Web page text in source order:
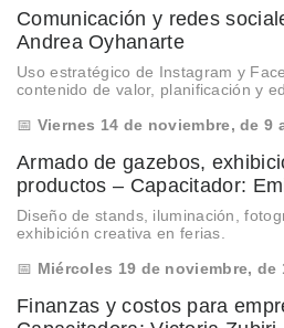
Comunicación y redes
Andrea Oyhanarte
Uso estratégico de Instagram y
contenido de valor, planificación y
📅 Viernes 14 de noviembre, de 9
Armado de gazebos,
productos – Capacitador:
Diseño de stands, iluminación,
exhibición creativa en ferias.
📅 Miércoles 19 de noviembre, de
Finanzas y costos para